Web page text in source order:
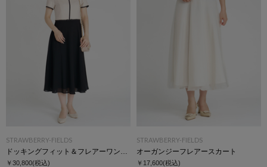
STRAWBERRY-FIELDS
￥30,800(税込)
STRAWBERRY-FIELDS
オーガンジーフレアースカート
￥17,600(税込)